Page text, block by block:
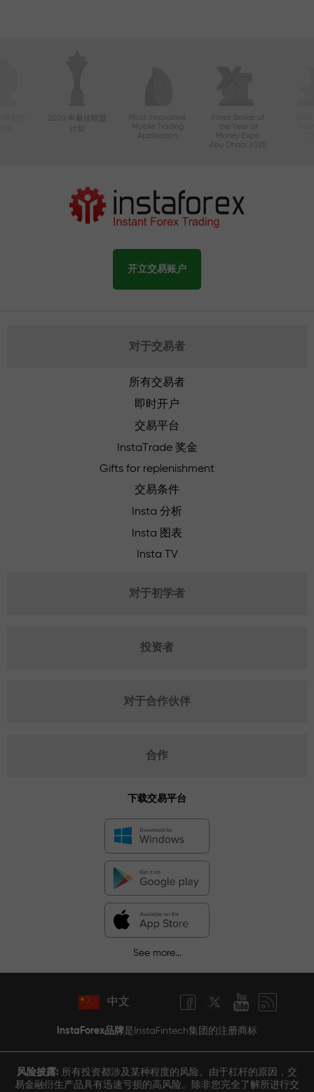
2020 年最佳联盟
Most Innovative
Mobile Trading
Application
Forex Broker of
the Year at
Money Expo
Abu Dhabi 2025
开立交易账户
对于交易者
所有交易者
即时开户
交易平台
InstaTrade 奖金
Gifts for replenishment
交易条件
Insta 分析
Insta 图表
Insta TV
对于初学者
投资者
对于合作伙伴
合作
下载交易平台
See more...
中文
InstaForex品牌是InstaFintech集团的注册商标
风险披露: 所有投资都涉及某种程度的风险。由于杠杆的原因，交
易金融衍生产品具有迅速亏损的高风险。除非您完全了解所进行交